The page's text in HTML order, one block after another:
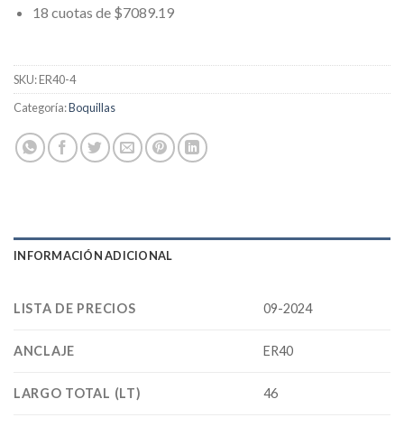
18 cuotas de $7089.19
SKU:ER40-4
Categoría:Boquillas
INFORMACIÓN ADICIONAL
LISTA DE PRECIOS 09-2024
ANCLAJE ER40
LARGO TOTAL (LT) 46